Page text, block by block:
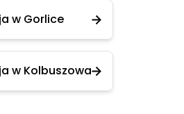
w Gorlice
w Kolbuszowa